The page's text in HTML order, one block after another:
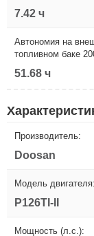
7.42 ч
Автономия на
топливном баке
51.68 ч
Производитель:
Doosan
Модель двигателя:
P126TI-II
Мощность (л.с.):